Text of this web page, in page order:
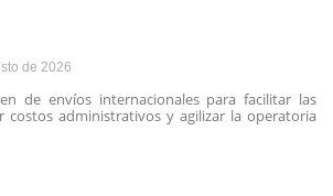
de 2026
de envíos internacionales para facilitar las
costos administrativos y agilizar la operatoria